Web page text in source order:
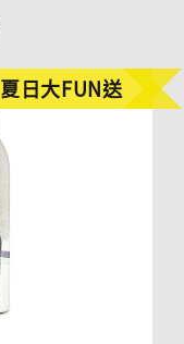
夏日大FUN送